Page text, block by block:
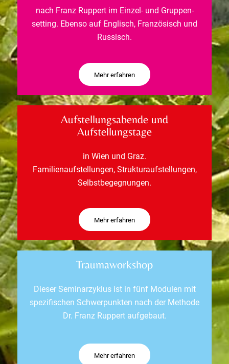
nach Franz Ruppert im Einzel- und Gruppen-
setting. Ebenso auf Englisch, Französisch und
Russisch.
Mehr erfahren
Aufstellungsabende und
Aufstellungstage
in Wien und Graz.
Familienaufstellungen, Strukturaufstellungen,
Selbstbegegnungen.
Mehr erfahren
Traumaworkshop
Dieser Seminarzyklus ist in fünf Modulen mit
spezifischen Schwerpunkten nach der Methode
Dr. Franz Ruppert aufgebaut.
Mehr erfahren